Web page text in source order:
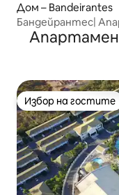
Дом – Bandeirantes
Бандейрантес|
Избор на гостите
Избор на гостите